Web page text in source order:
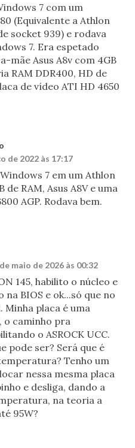
7 com um
(Equivalente a Athlon
socket 939) e rodava
7. Era espetado
mãe Asus A8v com 4GB
RAM DDR400, HD de
de vídeo ATI HD 4650
de 2022 às 17:17
7 em um Athlon
de RAM, Asus A8V e uma
AGP. Rodava bem.
maio de 2026 às 00:32
145, habilito o núcleo e
BIOS e ok...só que no
Minha placa é uma
o caminho pra
o ASROCK UCC.
pode ser? Será que é
Tenho um
nessa mesma placa
e desliga, dando a
na teoria a
95W?